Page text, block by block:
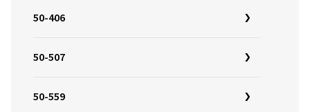
50-406
50-507
50-559